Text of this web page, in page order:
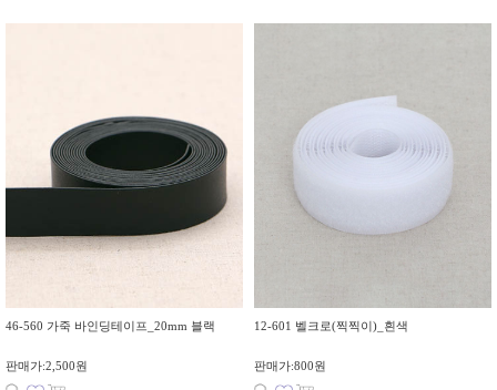
46-560 가죽 바인딩테이프_20mm 블랙
판매가:2,500원
12-601 벨크로(찍찍이)_흰색
판매가:800원